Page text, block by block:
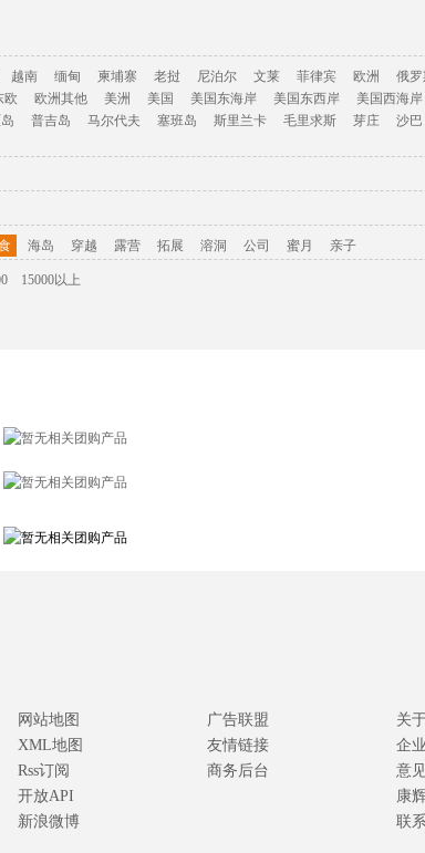
越南 缅甸 柬埔寨 老挝 尼泊尔 文莱 菲律宾 欧洲 俄罗
欧 欧洲其他 美洲 美国 美国东海岸 美国东西岸 美国西海岸
普吉岛 马尔代夫 塞班岛 斯里兰卡 毛里求斯 芽庄 沙巴
海岛 穿越 露营 拓展 溶洞 公司 蜜月 亲子
15000以上
网站地图
XML地图
Rss订阅
开放API
新浪微博
广告联盟
友情链接
商务后台
关
企
意
康
联